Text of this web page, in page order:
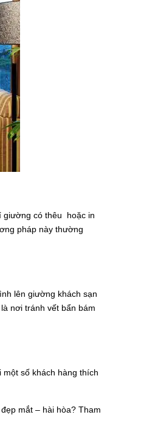
giường có thêu hoặc in
pháp này thường
lên giường khách sạn
nơi tránh vết bẩn bám
số khách hàng thích
mắt – hài hòa? Tham